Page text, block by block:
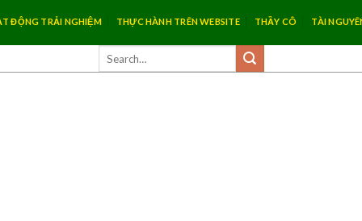
ĐỘNG TRẢI NGHIỆM THỰC HÀNH TRÊN WEBSITE THẦY CÔ TÀI